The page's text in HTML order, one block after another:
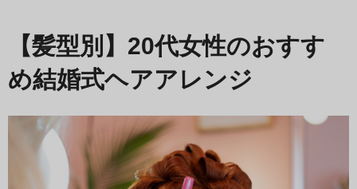
【髪型別】20代女性のおすす
め結婚式ヘアアレンジ